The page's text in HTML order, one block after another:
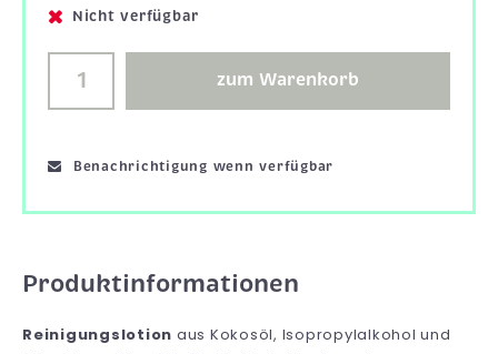
Nicht verfügbar
zum Warenkorb
Benachrichtigung wenn verfügbar
Produktinformationen
Reinigungslotion aus Kokosöl, Isopropylalkohol und